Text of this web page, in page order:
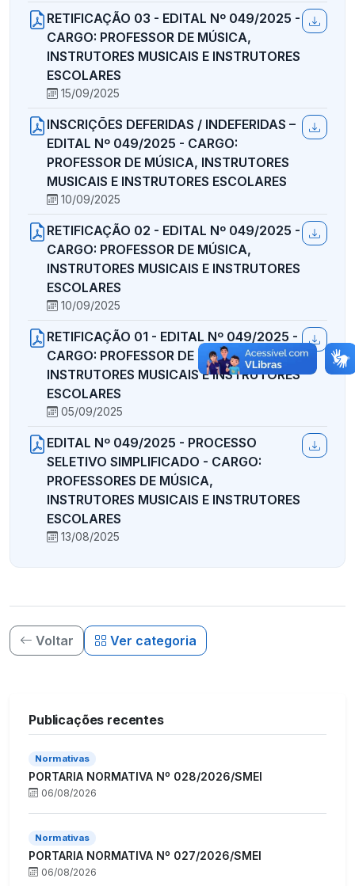
RETIFICAÇÃO 03 - EDITAL Nº 049/2025 -
CARGO: PROFESSOR DE MÚSICA,
INSTRUTORES MUSICAIS E INSTRUTORES
ESCOLARES
15/09/2025
INSCRIÇÕES DEFERIDAS / INDEFERIDAS –
EDITAL Nº 049/2025 - CARGO:
PROFESSOR DE MÚSICA, INSTRUTORES
MUSICAIS E INSTRUTORES ESCOLARES
10/09/2025
RETIFICAÇÃO 02 - EDITAL Nº 049/2025 -
CARGO: PROFESSOR DE MÚSICA,
INSTRUTORES MUSICAIS E INSTRUTORES
ESCOLARES
10/09/2025
RETIFICAÇÃO 01 - EDITAL Nº 049/2025 -
CARGO: PROFESSOR DE MÚSICA,
INSTRUTORES MUSICAIS E INSTRUTORES
ESCOLARES
05/09/2025
EDITAL Nº 049/2025 - PROCESSO
SELETIVO SIMPLIFICADO - CARGO:
PROFESSORES DE MÚSICA,
INSTRUTORES MUSICAIS E INSTRUTORES
ESCOLARES
13/08/2025
Voltar Ver categoria
Publicações recentes
Normativas
PORTARIA NORMATIVA Nº 028/2026/SMEI
06/08/2026
Normativas
PORTARIA NORMATIVA Nº 027/2026/SMEI
06/08/2026